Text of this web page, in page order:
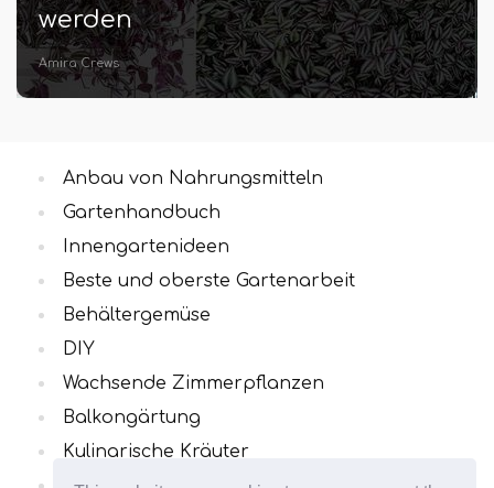
werden
Amira Crews
Anbau von Nahrungsmitteln
Gartenhandbuch
Innengartenideen
Beste und oberste Gartenarbeit
Behältergemüse
DIY
Wachsende Zimmerpflanzen
Balkongärtung
Kulinarische Kräuter